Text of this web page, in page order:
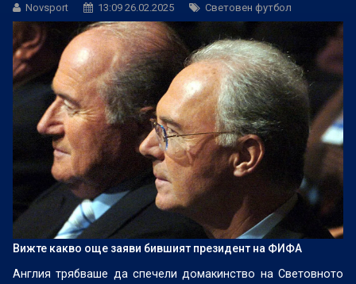
Novsport 13:09 26.02.2025 Световен футбол
Вижте какво още заяви бившият президент на ФИФА
Англия трябваше да спечели домакинство на Световното